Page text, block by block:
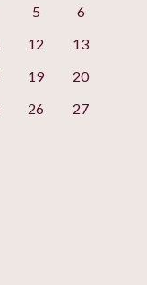
5
6
12
13
19
20
26
27